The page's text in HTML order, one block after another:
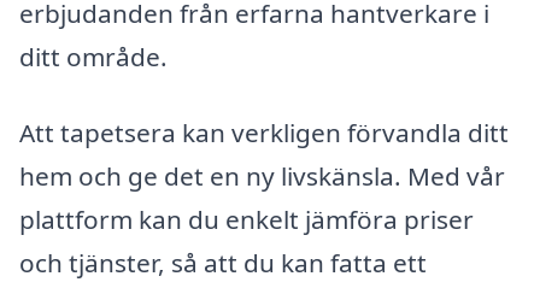
erbjudanden från erfarna hantverkare i
ditt område.
Att tapetsera kan verkligen förvandla ditt
hem och ge det en ny livskänsla. Med vår
plattform kan du enkelt jämföra priser
och tjänster, så att du kan fatta ett